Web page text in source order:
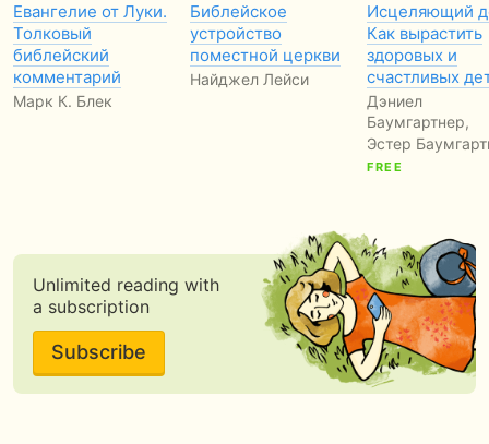
Евангелие от Луки.
Толковый
библейский
комментарий
Марк К. Блек
Библейское
устройство
поместной церкви
Найджел Лейси
Исцеляющий
Как вырастить
здоровых и
счастливых
Дэниел
Баумгартнер,
Эстер
FREE
Unlimited reading with
a subscription
Subscribe